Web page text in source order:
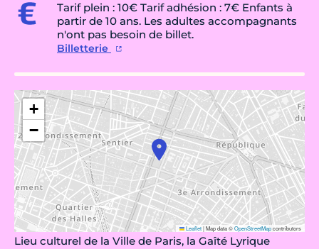
Tarif plein : 10€ Tarif adhésion : 7€ Enfants à
partir de 10 ans. Les adultes accompagnants
n'ont pas besoin de billet.
Billetterie
+
−
Leaflet|Map data ©OpenStreetMapcontributors
Lieu culturel de la Ville de Paris, la Gaîté Lyrique